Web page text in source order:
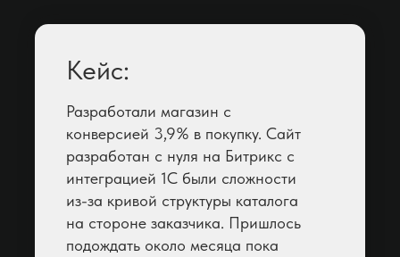
Кейс:
Разработали магазин с
конверсией 3,9% в покупку. Сайт
разработан с нуля на Битрикс с
интеграцией 1С были сложности
из-за кривой структуры каталога
на стороне заказчика. Пришлось
подождать около месяца пока